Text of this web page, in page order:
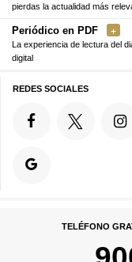
pierdas la actualidad más
Periódico en PDF
La experiencia de lectura del
digital
REDES SOCIALES
TELÉFONO